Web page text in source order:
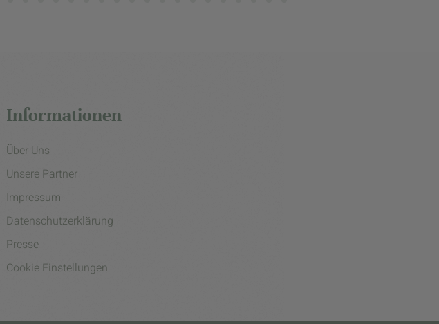
Informationen
Über Uns
Unsere Partner
Impressum
Datenschutzerklärung
Presse
Cookie Einstellungen